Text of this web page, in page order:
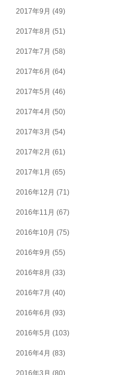
2017年9月 (49)
2017年8月 (51)
2017年7月 (58)
2017年6月 (64)
2017年5月 (46)
2017年4月 (50)
2017年3月 (54)
2017年2月 (61)
2017年1月 (65)
2016年12月 (71)
2016年11月 (67)
2016年10月 (75)
2016年9月 (55)
2016年8月 (33)
2016年7月 (40)
2016年6月 (93)
2016年5月 (103)
2016年4月 (83)
2016年3月 (80)